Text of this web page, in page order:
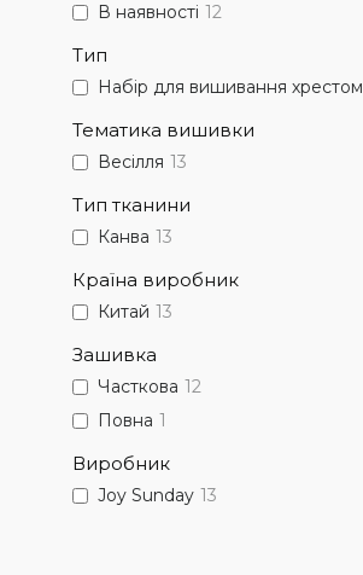
В наявності 12
Тип
Набір для вишивання хрестом
Тематика вишивки
Весілля 13
Тип тканини
Канва 13
Країна виробник
Китай 13
Зашивка
Часткова 12
Повна 1
Виробник
Joy Sunday 13